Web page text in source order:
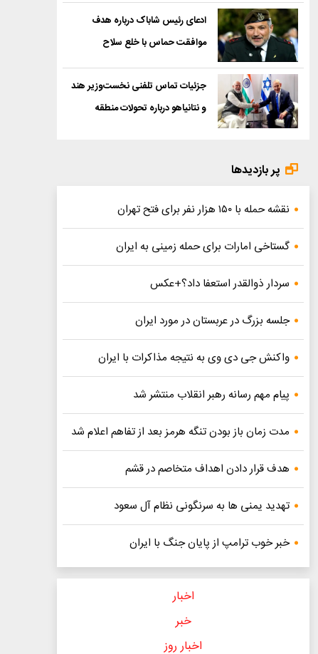
ادعای رئیس شاباک درباره هدف
موافقت حماس با خلع سلاح
جزئیات تماس تلفنی نخست‌وزیر هند
و نتانیاهو درباره تحولات منطقه
پر بازدیدها
نقشه حمله با ۱۵۰ هزار نفر برای فتح تهران
گستاخی امارات برای حمله زمینی به ایران
سردار ذوالقدر استعفا داد؟+عکس
جلسه بزرگ در عربستان در مورد ایران
واکنش جی دی وی به نتیجه مذاکرات با ایران
پیام مهم رسانه رهبر انقلاب منتشر شد
مدت زمان باز بودن تنگه هرمز بعد از تفاهم اعلام شد
هدف قرار دادن اهداف متخاصم در قشم
تهدید یمنی ها به سرنگونی نظام آل سعود
خبر خوب ترامپ از پایان جنگ با ایران
اخبار
خبر
اخبار روز